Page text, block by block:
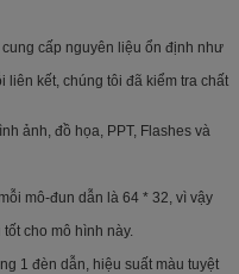
cấp nguyên liệu ổn định như
liên kết, chúng tôi đã kiểm tra chất
ảnh, đồ họa, PPT, Flashes và
mô-đun dẫn là 64 * 32, vì vậy
cho mô hình này.
1 đèn dẫn, hiệu suất màu tuyệt